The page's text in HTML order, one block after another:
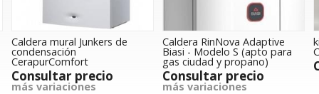
de
Caldera RinNova Adaptive
Biasi - Modelo S (apto para
gas ciudad y propano)
Consultar precio
más variaciones
kit de conexiones
Caldera Nalon
Consultar